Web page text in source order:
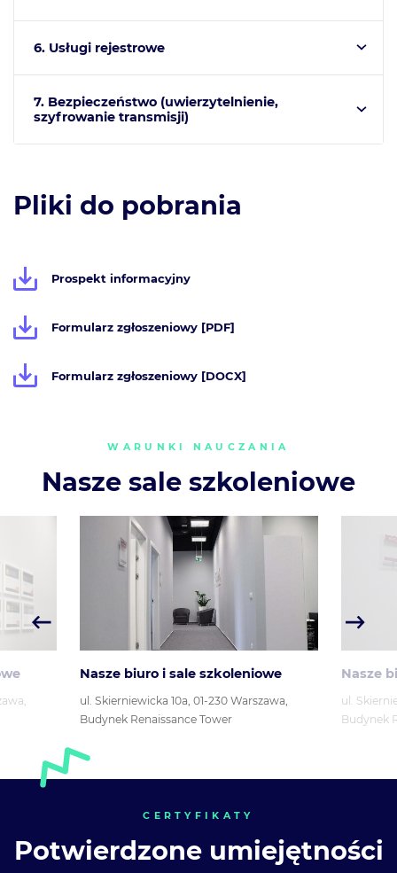
6. Usługi rejestrowe
7. Bezpieczeństwo (uwierzytelnienie,
szyfrowanie transmisji)
Pliki do pobrania
Prospekt informacyjny
Formularz zgłoszeniowy [PDF]
Formularz zgłoszeniowy [DOCX]
WARUNKI NAUCZANIA
Nasze sale szkoleniowe
Nasze biuro i sale szkoleniowe
ul. Skierniewicka 10a, 01-230 Warszawa,
Budynek Renaissance Tower
Nasze
ul.
Budynek
CERTYFIKATY
Potwierdzone umiejętności